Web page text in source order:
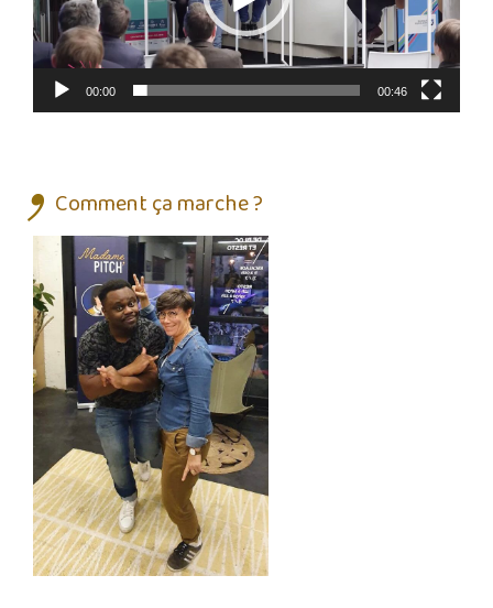
00:00 00:46
Comment ça marche ?